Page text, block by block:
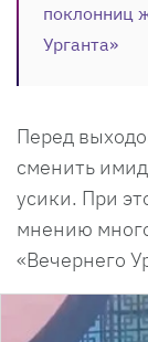
поклонниц
Урганта»
Перед
сменить
усики. При
мнению
«Вечернего